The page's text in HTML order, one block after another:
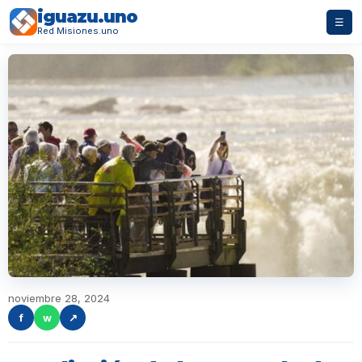
iguazu.uno
Red Misiones.uno
☰
noviembre 28, 2024
f
w ↗